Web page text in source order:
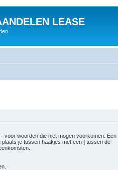
LEASE
- voor woorden die niet mogen voorkomen. Een
je tussen haakjes met een | tussen de